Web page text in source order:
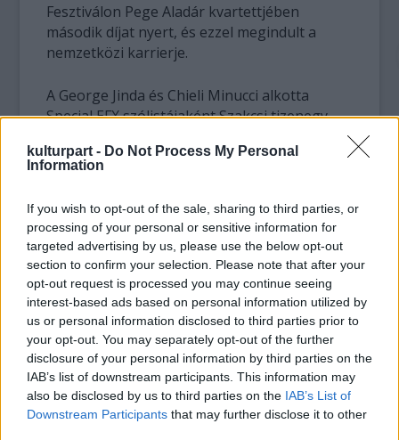
kulturpart - Do Not Process My Personal
Information
If you wish to opt-out of the sale, sharing to third parties, or
processing of your personal or sensitive information for
targeted advertising by us, please use the below opt-out
section to confirm your selection. Please note that after your
opt-out request is processed you may continue seeing
interest-based ads based on personal information utilized by
us or personal information disclosed to third parties prior to
your opt-out. You may separately opt-out of the further
disclosure of your personal information by third parties on the
IAB’s list of downstream participants. This information may
also be disclosed by us to third parties on the IAB’s List of
Downstream Participants that may further disclose it to other
Fesztiválon Pege Aladár kvartettjében
második díjat nyert, és ezzel megindult a
nemzetközi karrierje.
A George Jinda és Chieli Minucci alkotta
Special EFX szólistájaként Szakcsi tizenegy
lemezen szerepelt szerzőként és előadóként,
a nyolcvanas évek közepén ennek
is méltatta Szakcsi szerzői és előadói
kvalitásait, aki napjainkig a műfaj olyan
nagyságaival játszott együtt, mint Terri Lyne
Carrington, David Sanchez, Mike Richmond,
Frank Zappa vagy John Patitucci.
A hazai jazzvilágban Szakcsinak meghatározó
szerepe volt a fúziós jazz térnyerésében. A
hetvenes évek kezdetétől tizenkét éven át
tanított a Bartók Béla Zeneművészeti
Szakközépiskolában, ahol Keith Jarrett, Chick